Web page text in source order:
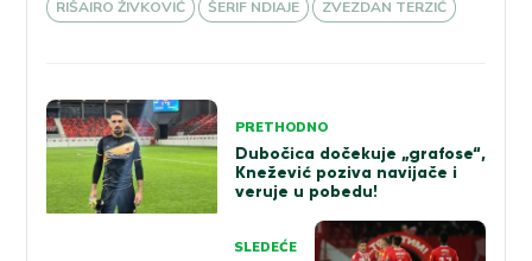
RIŠAIRO ŽIVKOVIĆ
ŠERIF NDIAJE ZVEZDAN TERZIĆ
Kretanje
članka
PRETHODNO
Dubočica dočekuje „grafose“,
Knežević poziva navijače i
veruje u pobedu!
SLEDEĆE